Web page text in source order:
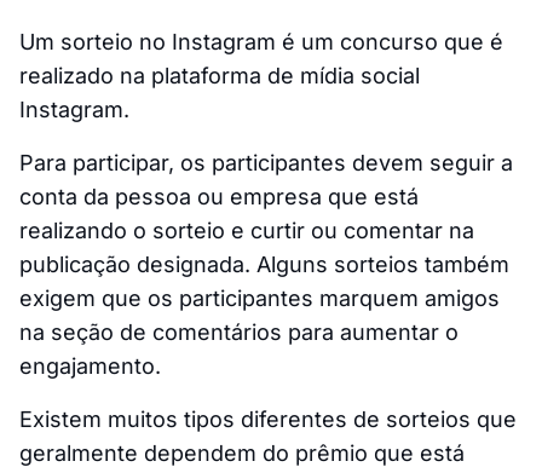
Um sorteio no Instagram é um concurso que é
realizado na plataforma de mídia social
Instagram.
Para participar, os participantes devem seguir a
conta da pessoa ou empresa que está
realizando o sorteio e curtir ou comentar na
publicação designada. Alguns sorteios também
exigem que os participantes marquem amigos
na seção de comentários para aumentar o
engajamento.
Existem muitos tipos diferentes de sorteios que
geralmente dependem do prêmio que está